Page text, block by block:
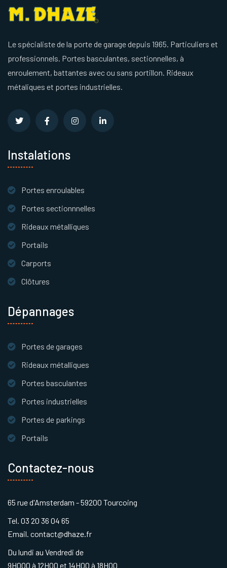
Le spécialiste de la porte de garage depuis 1965. Particuliers et
professionnels. Portes basculantes, sectionnelles, à
enroulement, battantes avec ou sans portillon. Rideaux
métaliques et portes industrielles.
Instalations
Portes enroulables
Portes sectionnnelles
Rideaux métalliques
Portails
Carports
Clôtures
Dépannages
Portes de garages
Rideaux métalliques
Portes basculantes
Portes industrielles
Portes de parkings
Portails
Contactez-nous
65 rue d'Amsterdam - 59200 Tourcoing
Tel. 03 20 36 04 65
Email. contact@dhaze.fr
Du lundi au Vendredi de
9H000 à 12H00 et 14H00 à 18H00